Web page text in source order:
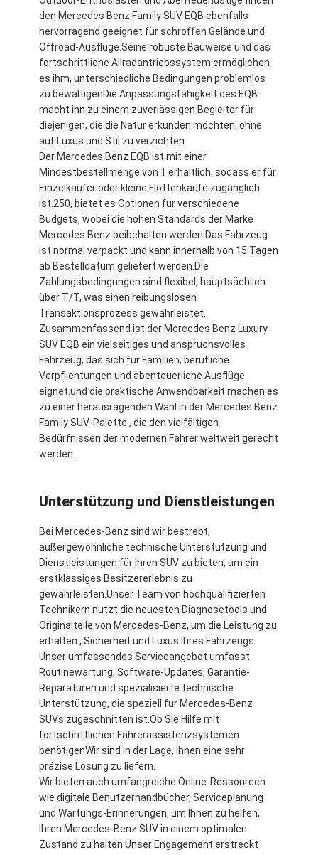
den Mercedes Benz Family SUV EQB ebenfalls
hervorragend geeignet für schroffen Gelände und
Offroad-Ausflüge.Seine robuste Bauweise und das
fortschrittliche Allradantriebssystem ermöglichen
es ihm, unterschiedliche Bedingungen problemlos
zu bewältigenDie Anpassungsfähigkeit des EQB
macht ihn zu einem zuverlässigen Begleiter für
diejenigen, die die Natur erkunden möchten, ohne
auf Luxus und Stil zu verzichten.
Der Mercedes Benz EQB ist mit einer
Mindestbestellmenge von 1 erhältlich, sodass er für
Einzelkäufer oder kleine Flottenkäufe zugänglich
ist.250, bietet es Optionen für verschiedene
Budgets, wobei die hohen Standards der Marke
Mercedes Benz beibehalten werden.Das Fahrzeug
ist normal verpackt und kann innerhalb von 15 Tagen
ab Bestelldatum geliefert werden.Die
Zahlungsbedingungen sind flexibel, hauptsächlich
über T/T, was einen reibungslosen
Transaktionsprozess gewährleistet.
Zusammenfassend ist der Mercedes Benz Luxury
SUV EQB ein vielseitiges und anspruchsvolles
Fahrzeug, das sich für Familien, berufliche
Verpflichtungen und abenteuerliche Ausflüge
eignet.und die praktische Anwendbarkeit machen es
zu einer herausragenden Wahl in der Mercedes Benz
Family SUV-Palette., die den vielfältigen
Bedürfnissen der modernen Fahrer weltweit gerecht
werden.
Unterstützung und Dienstleistungen
Bei Mercedes-Benz sind wir bestrebt,
außergewöhnliche technische Unterstützung und
Dienstleistungen für Ihren SUV zu bieten, um ein
erstklassiges Besitzererlebnis zu
gewährleisten.Unser Team von hochqualifizierten
Technikern nutzt die neuesten Diagnosetools und
Originalteile von Mercedes-Benz, um die Leistung zu
erhalten., Sicherheit und Luxus Ihres Fahrzeugs.
Unser umfassendes Serviceangebot umfasst
Routinewartung, Software-Updates, Garantie-
Reparaturen und spezialisierte technische
Unterstützung, die speziell für Mercedes-Benz
SUVs zugeschnitten ist.Ob Sie Hilfe mit
fortschrittlichen Fahrerassistenzsystemen
benötigenWir sind in der Lage, Ihnen eine sehr
präzise Lösung zu liefern.
Wir bieten auch umfangreiche Online-Ressourcen
wie digitale Benutzerhandbücher, Serviceplanung
und Wartungs-Erinnerungen, um Ihnen zu helfen,
Ihren Mercedes-Benz SUV in einem optimalen
Zustand zu halten.Unser Engagement erstreckt